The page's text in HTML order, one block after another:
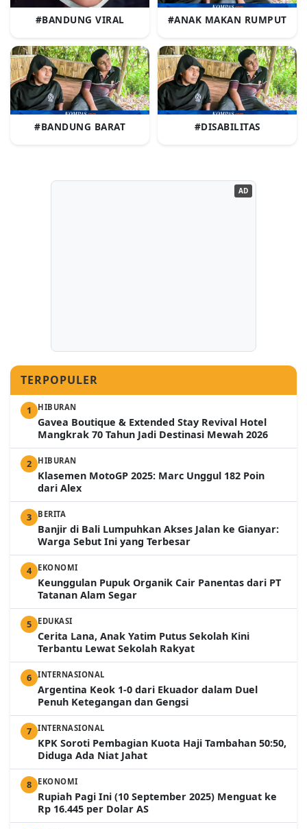
#BANDUNG VIRAL #ANAK MAKAN RUMPUT
#BANDUNG BARAT #DISABILITAS
AD
TERPOPULER
1 HIBURAN
Gavea Boutique & Extended Stay Revival Hotel
Mangkrak 70 Tahun Jadi Destinasi Mewah 2026
2 HIBURAN
Klasemen MotoGP 2025: Marc Unggul 182 Poin
dari Alex
3 BERITA
Banjir di Bali Lumpuhkan Akses Jalan ke Gianyar:
Warga Sebut Ini yang Terbesar
4 EKONOMI
Keunggulan Pupuk Organik Cair Panentas dari PT
Tatanan Alam Segar
5 EDUKASI
Cerita Lana, Anak Yatim Putus Sekolah Kini
Terbantu Lewat Sekolah Rakyat
6 INTERNASIONAL
Argentina Keok 1-0 dari Ekuador dalam Duel
Penuh Ketegangan dan Gengsi
7 INTERNASIONAL
KPK Soroti Pembagian Kuota Haji Tambahan 50:50,
Diduga Ada Niat Jahat
8 EKONOMI
Rupiah Pagi Ini (10 September 2025) Menguat ke
Rp 16.445 per Dolar AS